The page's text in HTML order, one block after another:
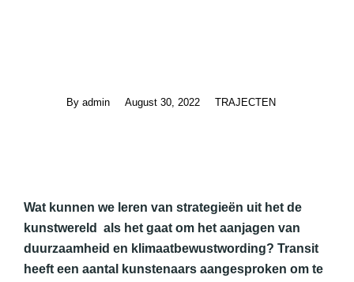
By admin August 30, 2022 TRAJECTEN
Wat kunnen we leren van strategieën uit het de
kunstwereld als het gaat om het aanjagen van
duurzaamheid en klimaatbewustwording? Transit
heeft een aantal kunstenaars aangesproken om te